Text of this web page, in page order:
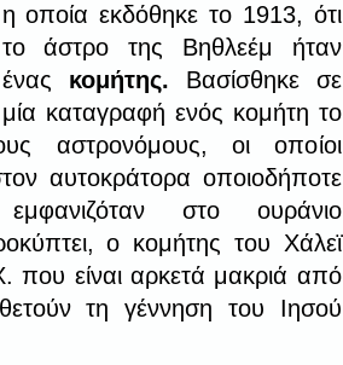
η οποία εκδόθηκε το 1913, ότι
το άστρο της Βηθλεέμ ήταν
ένας κομήτης. Βασίσθηκε σε
μία καταγραφή ενός κομήτη το
αστρονόμους, οι οποίοι
αυτοκράτορα οποιοδήποτε
εμφανιζόταν στο ουράνιο
ο κομήτης του Χάλεϊ
είναι αρκετά μακριά από
τη γέννηση του Ιησού